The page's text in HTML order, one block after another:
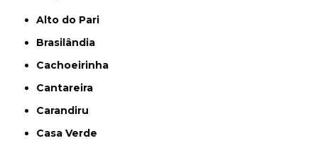
Alto do Pari
Brasilândia
Cachoeirinha
Cantareira
Carandiru
Casa Verde